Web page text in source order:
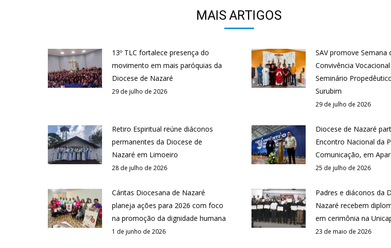
MAIS ARTIGOS
13º TLC fortalece presença do
movimento em mais paróquias da
Diocese de Nazaré
29 de julho de 2026
SAV promove Semana
Convivência
Seminário
Surubim
29 de julho de 2026
Retiro Espiritual reúne diáconos
permanentes da Diocese de
Nazaré em Limoeiro
28 de julho de 2026
Diocese de Nazaré
Encontro Nacional da
Comunicação, em
25 de julho de 2026
Cáritas Diocesana de Nazaré
planeja ações para 2026 com foco
na promoção da dignidade humana
1 de junho de 2026
Padres e diáconos da
Nazaré recebem
em cerimônia na
23 de maio de 2026